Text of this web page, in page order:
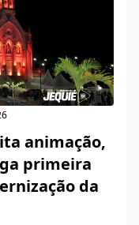
animação,
primeira
da